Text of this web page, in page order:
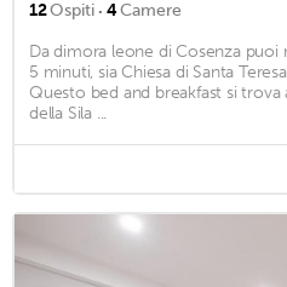
12Ospiti · 4Camere
Da dimora leone di Cosenza puoi
5 minuti, sia Chiesa di Santa
Questo bed and breakfast si
della Sila ...